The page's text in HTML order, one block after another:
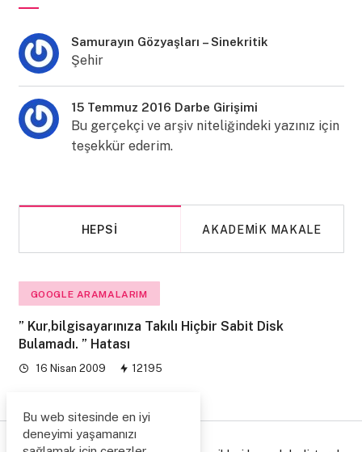
Samurayın Gözyaşları – Sinekritik
Şehir
15 Temmuz 2016 Darbe Girişimi
Bu gerçekçi ve arşiv niteliğindeki yazınız için
teşekkür ederim.
HEPSI AKADEMIK MAKALE
GOOGLE ARAMALARIM
” Kur,bilgisayarınıza Takılı Hiçbir Sabit Disk
Bulamadı. ” Hatası
16 Nisan 2009 12195
Bu web sitesinde en iyi
deneyimi yaşamanızı